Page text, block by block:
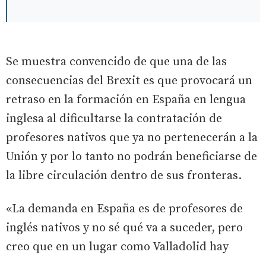
Se muestra convencido de que una de las
consecuencias del Brexit es que provocará un
retraso en la formación en España en lengua
inglesa al dificultarse la contratación de
profesores nativos que ya no pertenecerán a la
Unión y por lo tanto no podrán beneficiarse de
la libre circulación dentro de sus fronteras.
«La demanda en España es de profesores de
inglés nativos y no sé qué va a suceder, pero
creo que en un lugar como Valladolid hay